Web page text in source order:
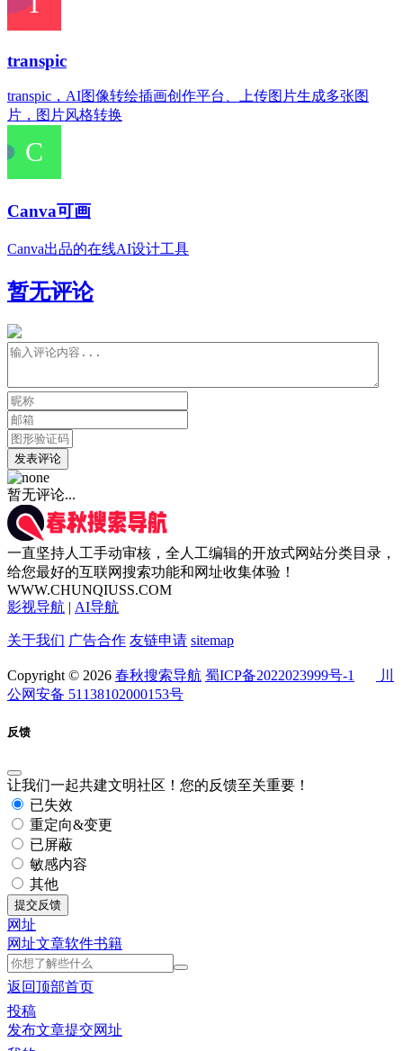
transpic
transpic，AI图像转绘插画创作平台、上传图片生成多张图
片，图片风格转换
Canva可画
Canva出品的在线AI设计工具
暂无评论
发表评论
暂无评论...
一直坚持人工手动审核，全人工编辑的开放式网站分类目录，
给您最好的互联网搜索功能和网址收集体验！
WWW.CHUNQIUSS.COM
影视导航 | AI导航
关于我们 广告合作 友链申请 sitemap
Copyright © 2026 春秋搜索导航 蜀ICP备2022023999号-1
川
公网安备 51138102000153号
反馈
让我们一起共建文明社区！您的反馈至关重要！
已失效
重定向&变更
已屏蔽
敏感内容
其他
提交反馈
网址
网址文章软件书籍
返回顶部首页
投稿
发布文章提交网址